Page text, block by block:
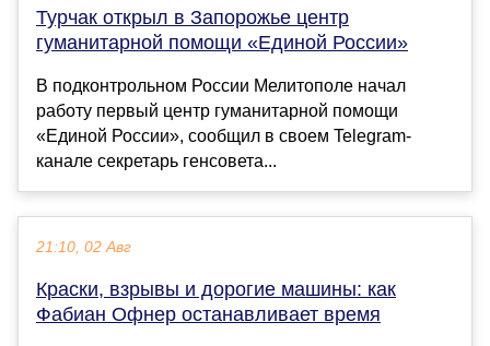
Турчак открыл в Запорожье центр
гуманитарной помощи «Единой России»
В подконтрольном России Мелитополе начал
работу первый центр гуманитарной помощи
«Единой России», сообщил в своем Telegram-
канале секретарь генсовета...
21:10, 02 Авг
Краски, взрывы и дорогие машины: как
Фабиан Офнер останавливает время